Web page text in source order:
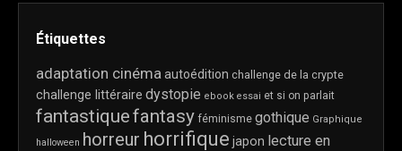
Étiquettes
adaptation cinéma autoédition challenge de la crypte
challenge littéraire dystopie ebook essai et si on parlait
fantastiquefantasy féminisme gothique Graphique
halloween horreur horrifique japon lecture en